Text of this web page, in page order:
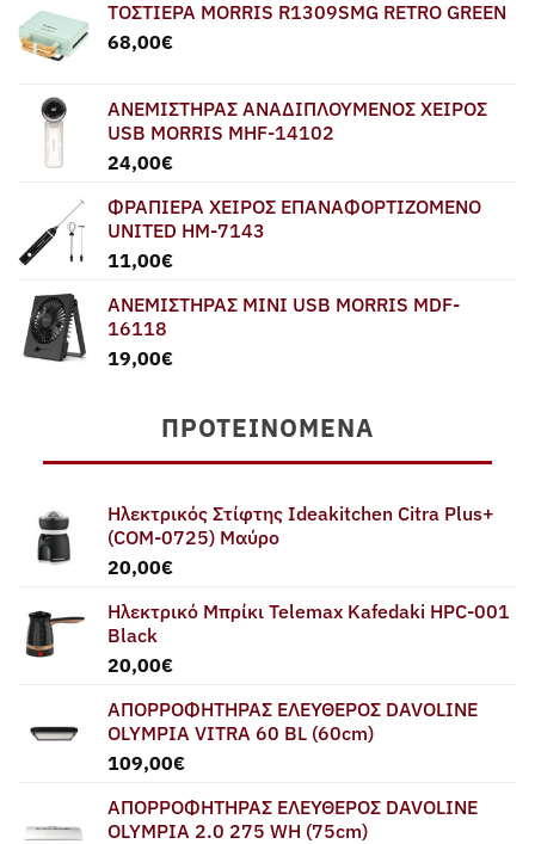
ΤΟΣΤΙΕΡΑ MORRIS R1309SMG RETRO GREEN
68,00€
ΑΝΕΜΙΣΤΗΡΑΣ ΑΝΑΔΙΠΛΟΥΜΕΝΟΣ ΧΕΙΡΟΣ
USB MORRIS MHF-14102
24,00€
ΦΡΑΠΙΕΡΑ ΧΕΙΡΟΣ ΕΠΑΝΑΦΟΡΤΙΖΟΜΕΝΟ
UNITED HM-7143
11,00€
ΑΝΕΜΙΣΤΗΡΑΣ MINI USB MORRIS MDF-
16118
19,00€
ΠΡΟΤΕΙΝΌΜΕΝΑ
Ηλεκτρικός Στίφτης Ideakitchen Citra Plus+
(COM-0725) Μαύρο
20,00€
Ηλεκτρικό Μπρίκι Telemax Kafedaki HPC-001
Black
20,00€
ΑΠΟΡΡΟΦΗΤΗΡΑΣ ΕΛΕΥΘΕΡΟΣ DAVOLINE
OLYMPIA VITRA 60 BL (60cm)
109,00€
ΑΠΟΡΡΟΦΗΤΗΡΑΣ ΕΛΕΥΘΕΡΟΣ DAVOLINE
OLYMPIA 2.0 275 WH (75cm)